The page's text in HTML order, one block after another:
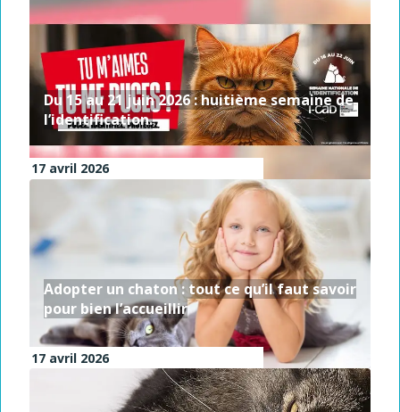
Du 15 au 21 juin 2026 : huitième semaine de
l’identification.
17 avril 2026
Adopter un chaton : tout ce qu’il faut savoir
pour bien l’accueillir
17 avril 2026